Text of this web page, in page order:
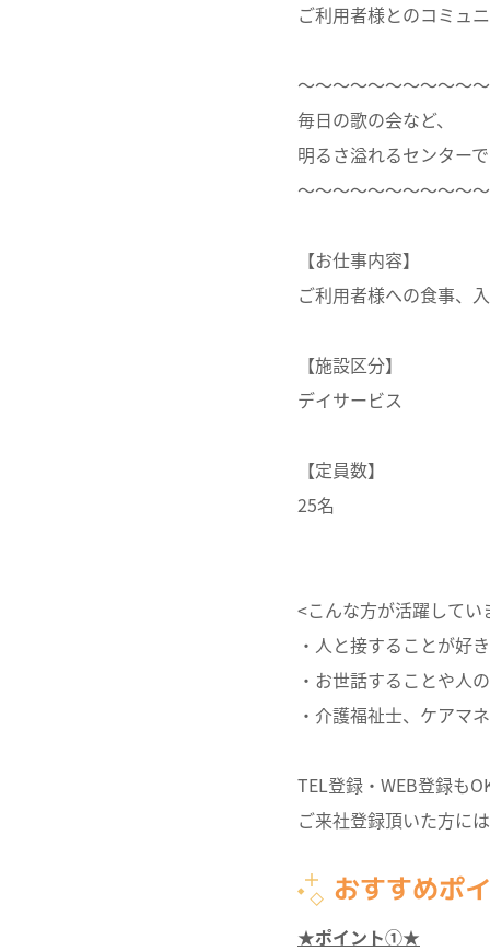
ご利用者様とのコミュ
～～～～～～～～～～
毎日の歌の会など、
明るさ溢れるセンター
～～～～～～～～～～
【お仕事内容】
ご利用者様への食事、
【施設区分】
デイサービス
【定員数】
25名
<こんな方が活躍してい
・人と接することが好
・お世話することや人
・介護福祉士、ケアマ
TEL登録・WEB登録も
ご来社登録頂いた方には
おすすめポ
★ポイント①★